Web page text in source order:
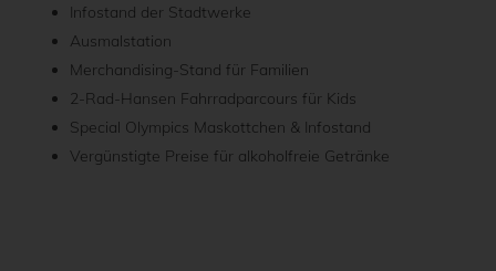
Infostand der Stadtwerke
Ausmalstation
Merchandising-Stand für Familien
2-Rad-Hansen Fahrradparcours für Kids
Special Olympics Maskottchen & Infostand
Vergünstigte Preise für alkoholfreie Getränke